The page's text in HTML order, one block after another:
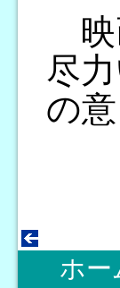
映
尽
の
ホー